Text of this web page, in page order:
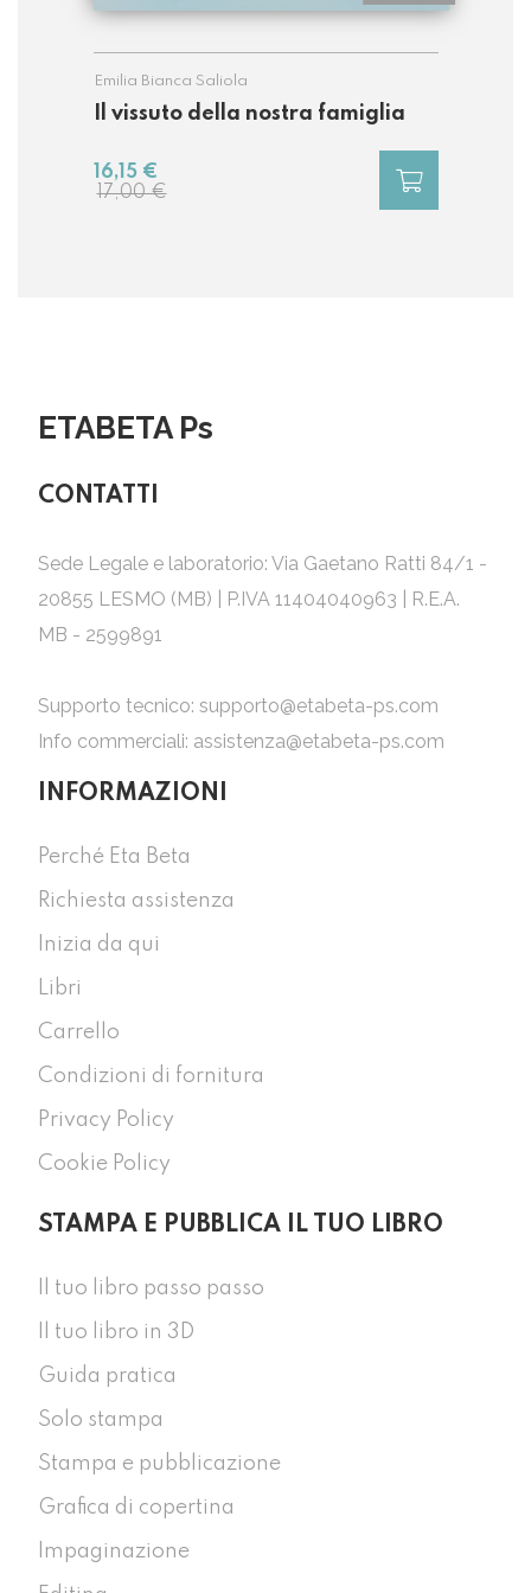
Il vissuto della nostra famiglia
Emilia Bianca Saliola
17,00 €
16,15 €
ETABETA Ps
CONTATTI
Sede Legale e laboratorio: Via Gaetano Ratti 84/1 -
20855 LESMO (MB) | P.IVA 11404040963 | R.E.A.
MB - 2599891
Supporto tecnico: supporto@etabeta-ps.com
Info commerciali: assistenza@etabeta-ps.com
INFORMAZIONI
Perché Eta Beta
Richiesta assistenza
Inizia da qui
Libri
Carrello
Condizioni di fornitura
Privacy Policy
Cookie Policy
STAMPA E PUBBLICA IL TUO LIBRO
Il tuo libro passo passo
Il tuo libro in 3D
Guida pratica
Solo stampa
Stampa e pubblicazione
Grafica di copertina
Impaginazione